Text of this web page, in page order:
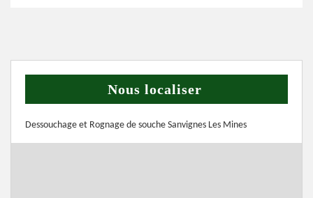
Nous localiser
Dessouchage et Rognage de souche Sanvignes Les Mines